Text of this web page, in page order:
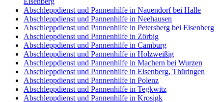
Abschleppdienst und Pannenhilfe in Nauendorf bei Halle
Abschleppdienst und Pannenhilfe in Neehausen
Abschleppdienst und Pannenhilfe in Petersberg bei Eisenberg
Abschleppdienst und Pannenhilfe in Zörbig
Abschleppdienst und Pannenhilfe in Camburg
Abschleppdienst und Pannenhilfe in Holzweißig
Abschleppdienst und Pannenhilfe in Machern bei Wurzen
Abschleppdienst und Pannenhilfe in Eisenberg, Thüringen
Abschleppdienst und Pannenhilfe in Polenz
Abschleppdienst und Pannenhilfe in Tegkwitz
Abschleppdienst und Pannenhilfe in Krosigk